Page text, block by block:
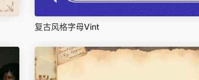
复古风格字母Vint